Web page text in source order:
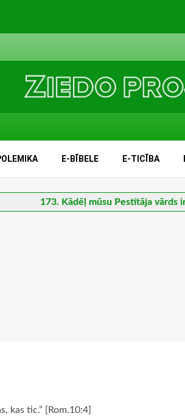
E-BĪBELE E-TICĪBA
173. Kādēļ mūsu Pestītāja vārds
kas tic.” [Rom.10:4]